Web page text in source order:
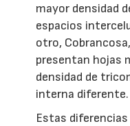
mayor densidad
espacios
otro,
presentan hojas
densidad de
interna diferente.
Estas